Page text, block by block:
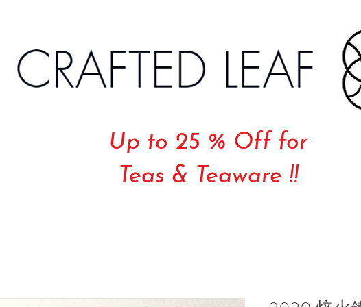
Up to 25 % Off for
Teas & Teaware !!